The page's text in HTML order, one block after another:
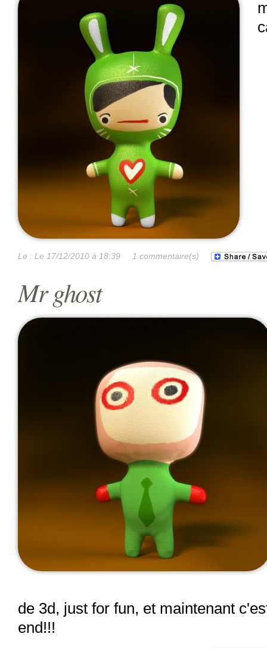
Le : Le 17/12/2010 à 18:39 1 commentaire(s)
Mr ghost
de 3d, just for fun, et maintenant
end!!!